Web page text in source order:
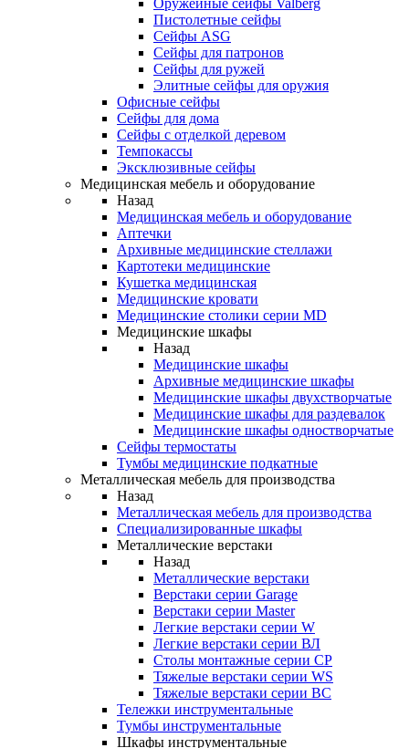
Оружейные сейфы Valberg
Пистолетные сейфы
Сейфы ASG
Сейфы для патронов
Сейфы для ружей
Элитные сейфы для оружия
Офисные сейфы
Сейфы для дома
Сейфы с отделкой деревом
Темпокассы
Эксклюзивные сейфы
Медицинская мебель и оборудование
Назад
Медицинская мебель и оборудование
Аптечки
Архивные медицинские стеллажи
Картотеки медицинские
Кушетка медицинская
Медицинские кровати
Медицинские столики серии MD
Медицинские шкафы
Назад
Медицинские шкафы
Архивные медицинские шкафы
Медицинские шкафы двухстворчатые
Медицинские шкафы для раздевалок
Медицинские шкафы одностворчатые
Сейфы термостаты
Тумбы медицинские подкатные
Металлическая мебель для производства
Назад
Металлическая мебель для производства
Cпециализированные шкафы
Металлические верстаки
Назад
Металлические верстаки
Верстаки серии Garage
Верстаки серии Master
Легкие верстаки серии W
Легкие верстаки серии ВЛ
Столы монтажные серии СР
Тяжелые верстаки серии WS
Тяжелые верстаки серии ВС
Тележки инструментальные
Тумбы инструментальные
Шкафы инструментальные